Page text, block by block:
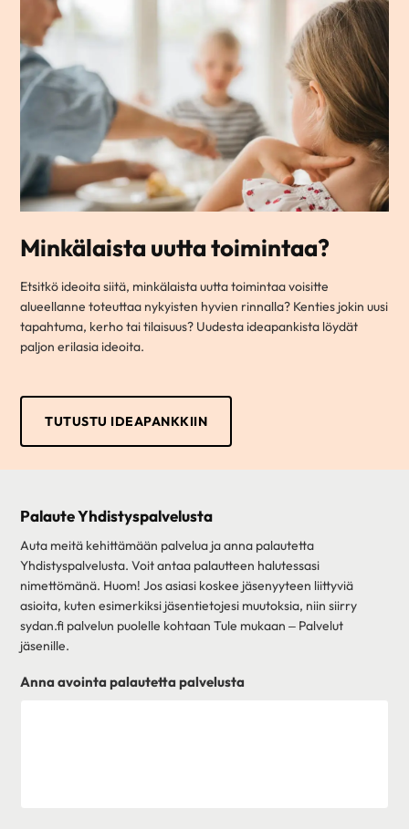
Minkälaista uutta toimintaa?
Etsitkö ideoita siitä, minkälaista uutta toimintaa voisitte
alueellanne toteuttaa nykyisten hyvien rinnalla? Kenties jokin uusi
tapahtuma, kerho tai tilaisuus? Uudesta ideapankista löydät
paljon erilasia ideoita.
TUTUSTU IDEAPANKKIIN
Palaute Yhdistyspalvelusta
Auta meitä kehittämään palvelua ja anna palautetta
Yhdistyspalvelusta. Voit antaa palautteen halutessasi
nimettömänä. Huom! Jos asiasi koskee jäsenyyteen liittyviä
asioita, kuten esimerkiksi jäsentietojesi muutoksia, niin siirry
sydan.fi palvelun puolelle kohtaan Tule mukaan – Palvelut
jäsenille.
Anna avointa palautetta palvelusta